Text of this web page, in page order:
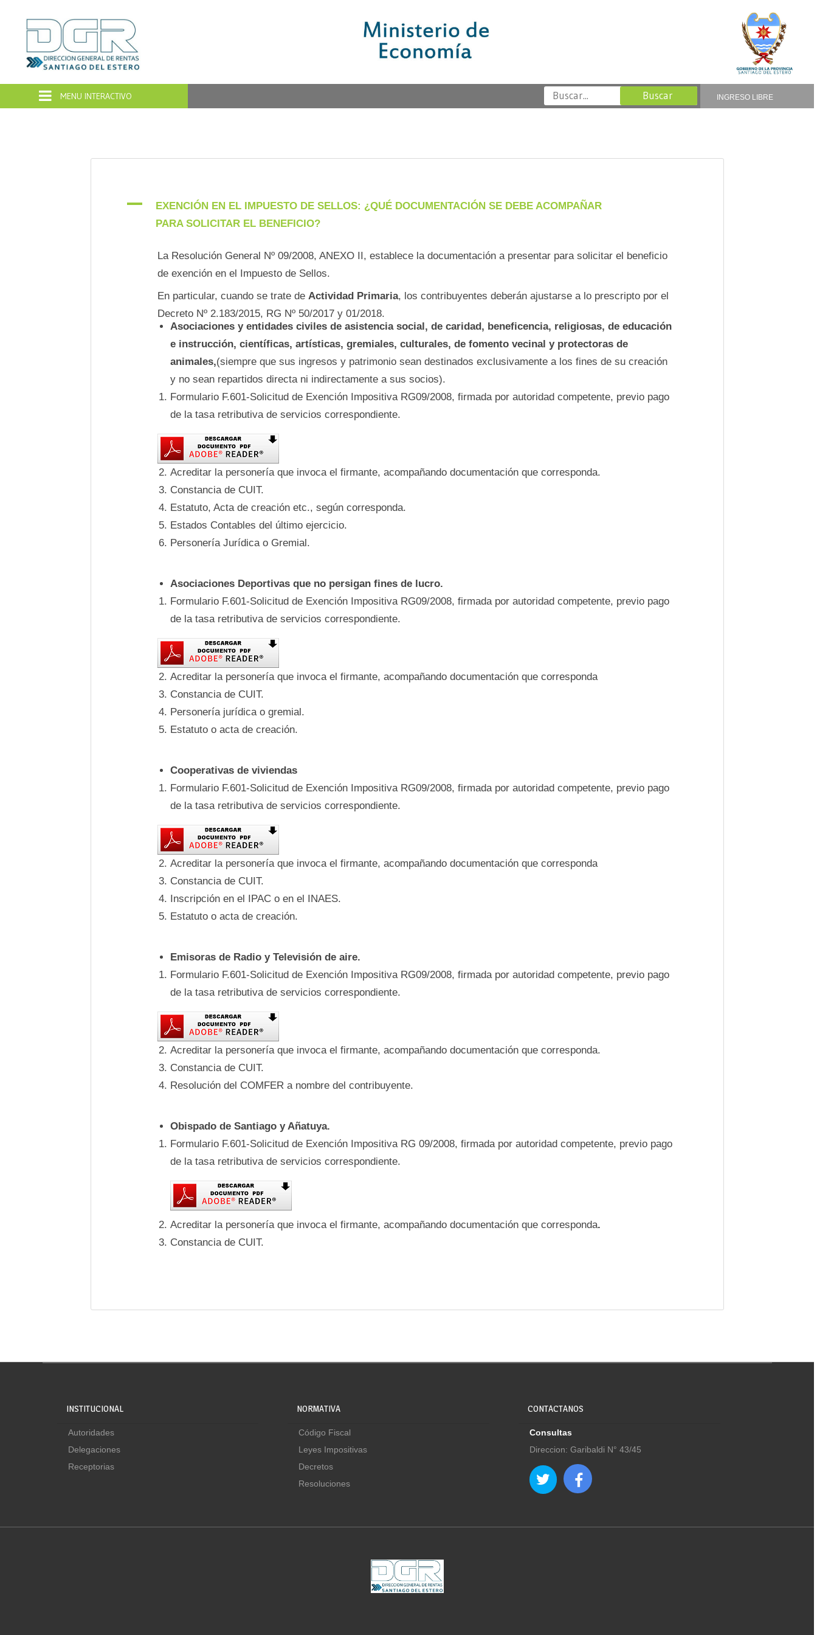
Santiago
del
Estero
INGRESO LIBRE
A
EXENCIÓN EN EL IMPUESTO DE SELLOS: ¿QUÉ DOCUMENTACIÓN SE DEBE ACOMPAÑAR
PARA SOLICITAR EL BENEFICIO?
La Resolución General Nº 09/2008, ANEXO II, establece la documentación a presentar para solicitar el beneficio
de exención en el Impuesto de Sellos.
En particular, cuando se trate de Actividad Primaria, los contribuyentes deberán ajustarse a lo prescripto por el
Decreto Nº 2.183/2015, RG Nº 50/2017 y 01/2018.
Asociaciones y entidades civiles de asistencia social, de caridad, beneficencia, religiosas, de educación
e instrucción, científicas, artísticas, gremiales, culturales, de fomento vecinal y protectoras de
animales,(siempre que sus ingresos y patrimonio sean destinados exclusivamente a los fines de su creación
y no sean repartidos directa ni indirectamente a sus socios).
Formulario F.601-Solicitud de Exención Impositiva RG09/2008, firmada por autoridad competente, previo pago
de la tasa retributiva de servicios correspondiente.
Acreditar la personería que invoca el firmante, acompañando documentación que corresponda.
Constancia de CUIT.
Estatuto, Acta de creación etc., según corresponda.
Estados Contables del último ejercicio.
Personería Jurídica o Gremial.
Asociaciones Deportivas que no persigan fines de lucro.
Formulario F.601-Solicitud de Exención Impositiva RG09/2008, firmada por autoridad competente, previo pago
de la tasa retributiva de servicios correspondiente.
Acreditar la personería que invoca el firmante, acompañando documentación que corresponda
Constancia de CUIT.
Personería jurídica o gremial.
Estatuto o acta de creación.
Cooperativas de viviendas
Formulario F.601-Solicitud de Exención Impositiva RG09/2008, firmada por autoridad competente, previo pago
de la tasa retributiva de servicios correspondiente.
Acreditar la personería que invoca el firmante, acompañando documentación que corresponda
Constancia de CUIT.
Inscripción en el IPAC o en el INAES.
Estatuto o acta de creación.
Emisoras de Radio y Televisión de aire.
Formulario F.601-Solicitud de Exención Impositiva RG09/2008, firmada por autoridad competente, previo pago
de la tasa retributiva de servicios correspondiente.
Acreditar la personería que invoca el firmante, acompañando documentación que corresponda.
Constancia de CUIT.
Resolución del COMFER a nombre del contribuyente.
Obispado de Santiago y Añatuya.
Formulario F.601-Solicitud de Exención Impositiva RG 09/2008, firmada por autoridad competente, previo pago
de la tasa retributiva de servicios correspondiente.
Acreditar la personería que invoca el firmante, acompañando documentación que corresponda.
Constancia de CUIT.
INSTITUCIONAL
Autoridades
Delegaciones
Receptorias
NORMATIVA
Código Fiscal
Leyes Impositivas
Decretos
Resoluciones
CONTACTANOS
Consultas
Direccion: Garibaldi N° 43/45